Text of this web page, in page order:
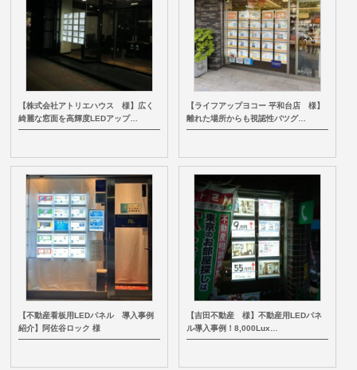
【株式会社アトリエハウス 様】広く
綺麗な窓面を高輝度LEDアップ…
【ライフアップヨコー 平和台店 様】
離れた場所からも視認性バツグ…
【不動産看板用LEDパネル 導入事例
紹介】阿佐谷ロック 様
【吉田不動産 様】不動産用LEDパネ
ル導入事例！8,000Lux…